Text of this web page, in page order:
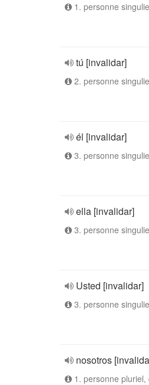
1. personne
tú [invalidar]
2. personne
él [invalidar]
3. personne
ella [invalidar]
3. personne
Usted [invalidar]
3. personne
nosotros
1. personne